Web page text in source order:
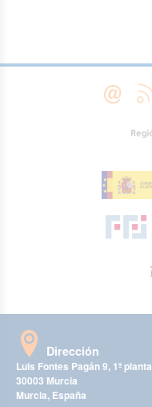
Dirección
Luis Fontes Pagán 9, 1ª planta
30003 Murcia
Murcia, España